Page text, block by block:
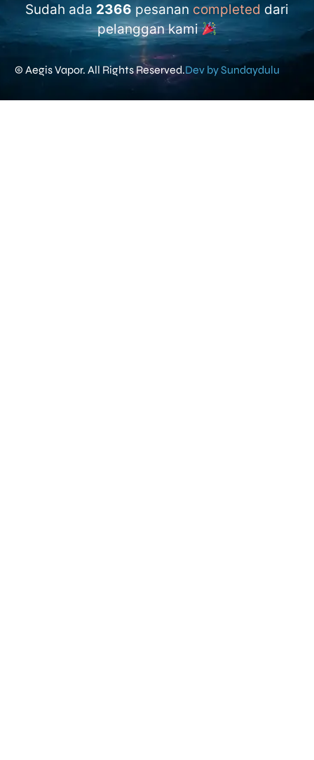
Sudah ada 2366 pesanan completed dari
pelanggan kami
© Aegis Vapor. All Rights Reserved.Dev by Sundaydulu